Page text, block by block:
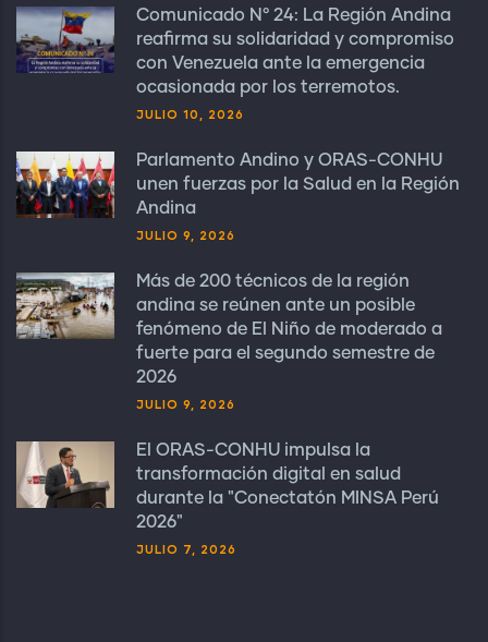
Comunicado N° 24: La Región Andina
reafirma su solidaridad y compromiso
con Venezuela ante la emergencia
ocasionada por los terremotos.
JULIO 10, 2026
Parlamento Andino y ORAS-CONHU
unen fuerzas por la Salud en la Región
Andina
JULIO 9, 2026
Más de 200 técnicos de la región
andina se reúnen ante un posible
fenómeno de El Niño de moderado a
fuerte para el segundo semestre de
2026
JULIO 9, 2026
El ORAS-CONHU impulsa la
transformación digital en salud
durante la "Conectatón MINSA Perú
2026"
JULIO 7, 2026